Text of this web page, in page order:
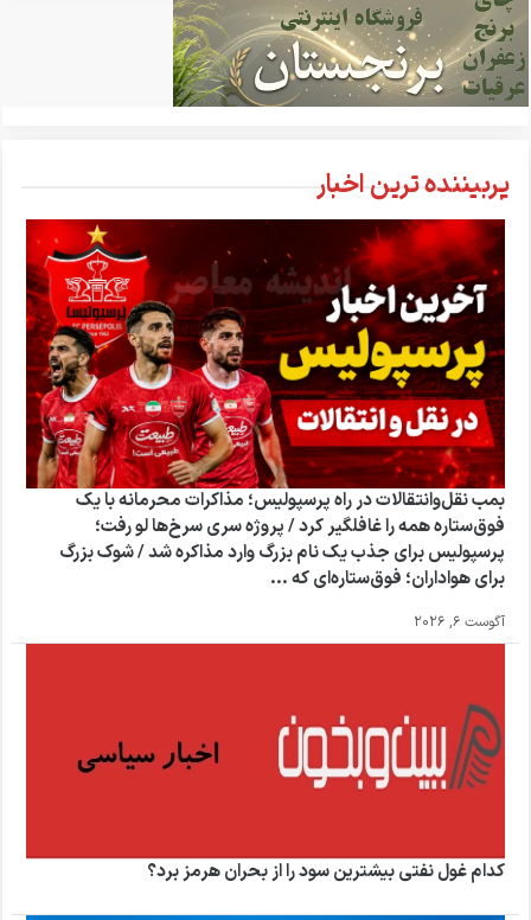
پربیننده ترین اخبار
بمب نقل‌وانتقالات در راه پرسپولیس؛ مذاکرات محرمانه با یک
فوق‌ستاره همه را غافلگیر کرد / پروژه سری سرخ‌ها لو رفت؛
پرسپولیس برای جذب یک نام بزرگ وارد مذاکره شد / شوک بزرگ
برای هواداران؛ فوق‌ستاره‌ای که ...
آگوست 6, 2026
کدام غول نفتی بیشترین سود را از بحران هرمز برد؟